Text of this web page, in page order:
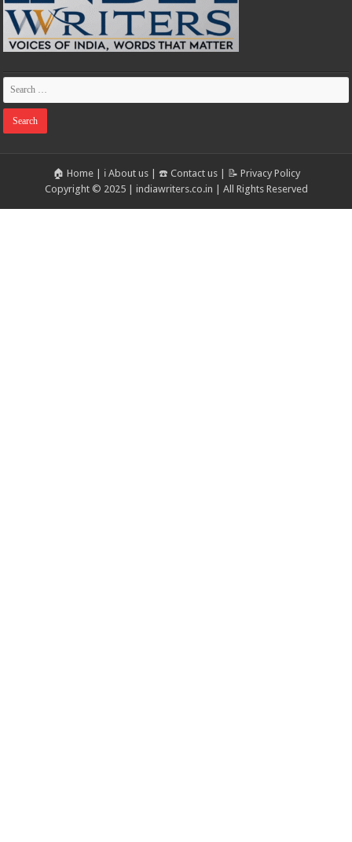
🏠 Home| ℹ️ About us| ☎️ Contact us|
📝 Privacy Policy
Copyright © 2025 | indiawriters.co.in | All Rights Reserved